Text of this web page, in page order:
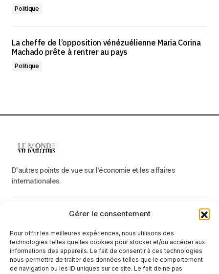
Gérer le consentement
Pour offrir les meilleures expériences, nous utilisons des
technologies telles que les cookies pour stocker et/ou accéder aux
informations des appareils. Le fait de consentir à ces technologies
nous permettra de traiter des données telles que le comportement
de navigation ou les ID uniques sur ce site. Le fait de ne pas
Politique
La cheffe de l’opposition vénézuélienne Maria Corina
Machado prête à rentrer au pays
Politique
D'autres points de vue sur l'économie et les affaires
internationales.
Catégories